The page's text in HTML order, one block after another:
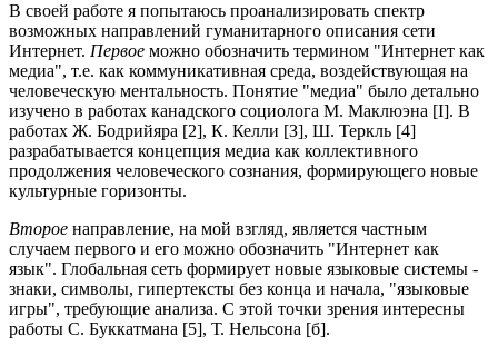
В своей работе я попытаюсь проанализировать спектр
возможных направлений гуманитарного описания сети
Интернет. Первое можно обозначить термином "Интернет как
медиа", т.е. как коммуникативная среда, воздействующая на
человеческую ментальность. Понятие "медиа" было детально
изучено в работах канадского социолога М. Маклюэна [I]. В
работах Ж. Бодрийяра [2], К. Келли [З], Ш. Теркль [4]
разрабатывается концепция медиа как коллективного
продолжения человеческого сознания, формирующего новые
культурные горизонты.
Второе направление, на мой взгляд, является частным
случаем первого и его можно обозначить "Интернет как
язык". Глобальная сеть формирует новые языковые системы -
знаки, символы, гипертексты без конца и начала, "языковые
игры", требующие анализа. С этой точки зрения интересны
работы С. Буккатмана [5], Т. Нельсона [б].